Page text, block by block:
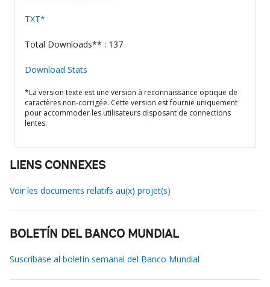
TXT*
Total Downloads** : 137
Download Stats
*La version texte est une version à reconnaissance optique de
caractères non-corrigée. Cette version est fournie uniquement
pour accommoder les utilisateurs disposant de connections
lentes.
LIENS CONNEXES
Voir les documents relatifs au(x) projet(s)
BOLETÍN DEL BANCO MUNDIAL
Suscríbase al boletín semanal del Banco Mundial